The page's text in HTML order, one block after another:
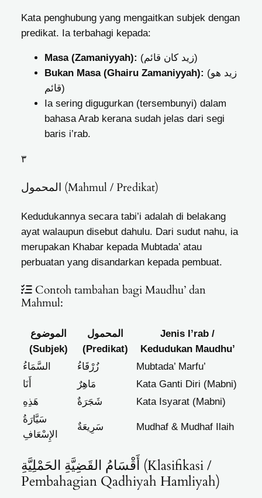
Kata penghubung yang mengaitkan subjek dengan
predikat. Ia terbahagi kepada:
Masa (Zamaniyyah): (زيدكان
قائم)
Bukan Masa (Ghairu Zamaniyyah):
(زيد هو
قائم)
Ia sering digugurkan (tersembunyi) dalam
bahasa Arab kerana sudah jelas dari segi
baris i’rab.
٣
المحمول (Mahmul / Predikat)
Kedudukannya secara tabi’i adalah di belakang
ayat walaupun disebut dahulu. Dari sudut nahu, ia
merupakan Khabar kepada Mubtada’ atau
perbuatan yang disandarkan kepada pembuat.
Contoh tambahan bagi Maudhu’ dan
Mahmul:
الموضوع
(Subjek)
المحمول
(Predikat)
Jenis I’rab /
Kedudukan Maudhu’
السَّمَاءُ
زُرْقَاءُ
Mubtada’ Marfu’
أَنَا
مَاهِرٌ
Kata Ganti Diri (Mabni)
هَذِهِ
شَجَرَةٌ
Kata Isyarat (Mabni)
سَيَّارَةُ
الإِسْعَافِ
سَرِيعَةٌ Mudhaf & Mudhaf Ilaih
أَقْسَامُ القَضِيَّةِ الحَمْلِيَّةِ (Klasifikasi /
Pembahagian Qadhiyah Hamliyah)